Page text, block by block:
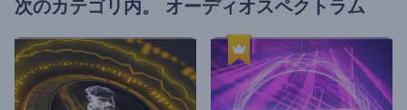
次のカテゴリ内。 オーディオスペクトラム